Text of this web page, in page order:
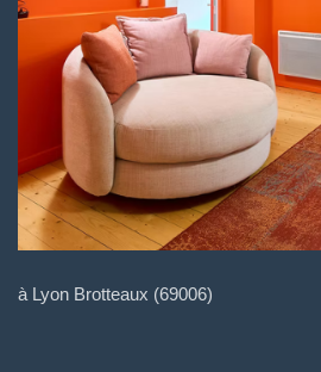
à Lyon Brotteaux (69006)